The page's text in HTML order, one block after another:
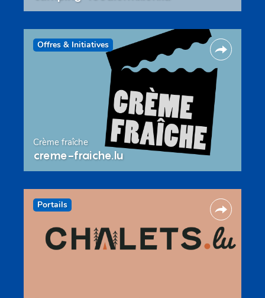
Offres & Initiatives
Crème fraîche
creme-fraiche.lu
Portails